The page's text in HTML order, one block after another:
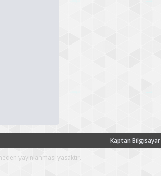
Kaptan Bilgisayar
yayınlanması yasaktır.